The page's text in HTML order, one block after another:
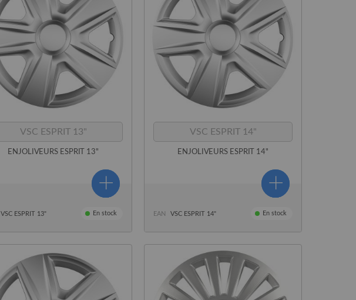
VSC ESPRIT 13"
ENJOLIVEURS ESPRIT 13"
VSC ESPRIT 13" En stock
VSC ESPRIT 14"
ENJOLIVEURS ESPRIT 14"
EAN VSC ESPRIT 14" En stock